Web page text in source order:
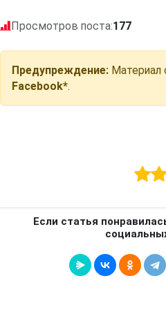
Просмотров поста:177
Предупреждение: Материал
Facebook*.
Если статья